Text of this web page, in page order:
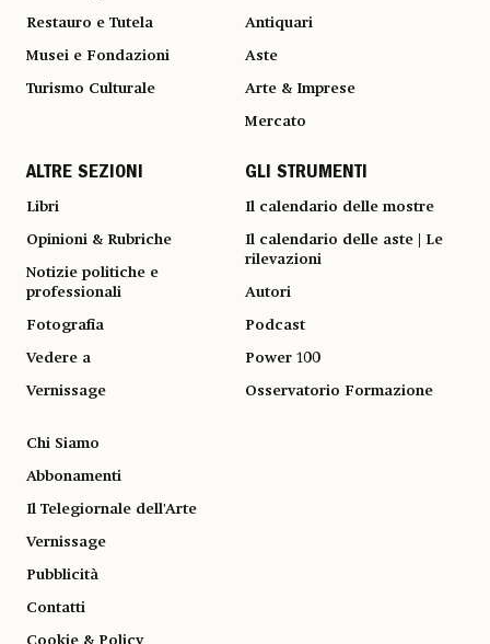
Restauro e Tutela
Musei e Fondazioni
Turismo Culturale
Antiquari
Aste
Arte & Imprese
Mercato
ALTRE SEZIONI
Libri
Opinioni & Rubriche
Notizie politiche e
professionali
Fotografia
Vedere a
Vernissage
GLI STRUMENTI
Il calendario delle mostre
Il calendario delle aste | Le
rilevazioni
Autori
Podcast
Power 100
Osservatorio Formazione
Chi Siamo
Abbonamenti
Il Telegiornale dell'Arte
Vernissage
Pubblicità
Contatti